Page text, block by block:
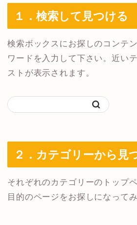
１．検索して見つける
検索ボックスにお探しのコンテ
ワードを入力して下さい。近い
ストが表示されます。
２．カテゴリーから見
それぞれのカテゴリーのトップ
目的のページをお探しになって